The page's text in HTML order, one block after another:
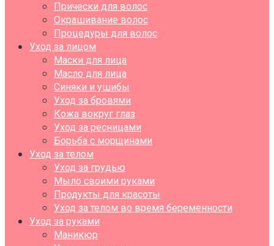
Прически для волос
Окрашивание волос
Процедуры для волос
Уход за лицом
Маски для лица
Масло для лица
Синяки и ушибы
Уход за бровями
Кожа вокруг глаз
Уход за ресницами
Борьба с морщинами
Уход за телом
Уход за грудью
Мыло своими руками
Продукты для красоты
Уход за телом во время беременности
Уход за руками
Маникюр